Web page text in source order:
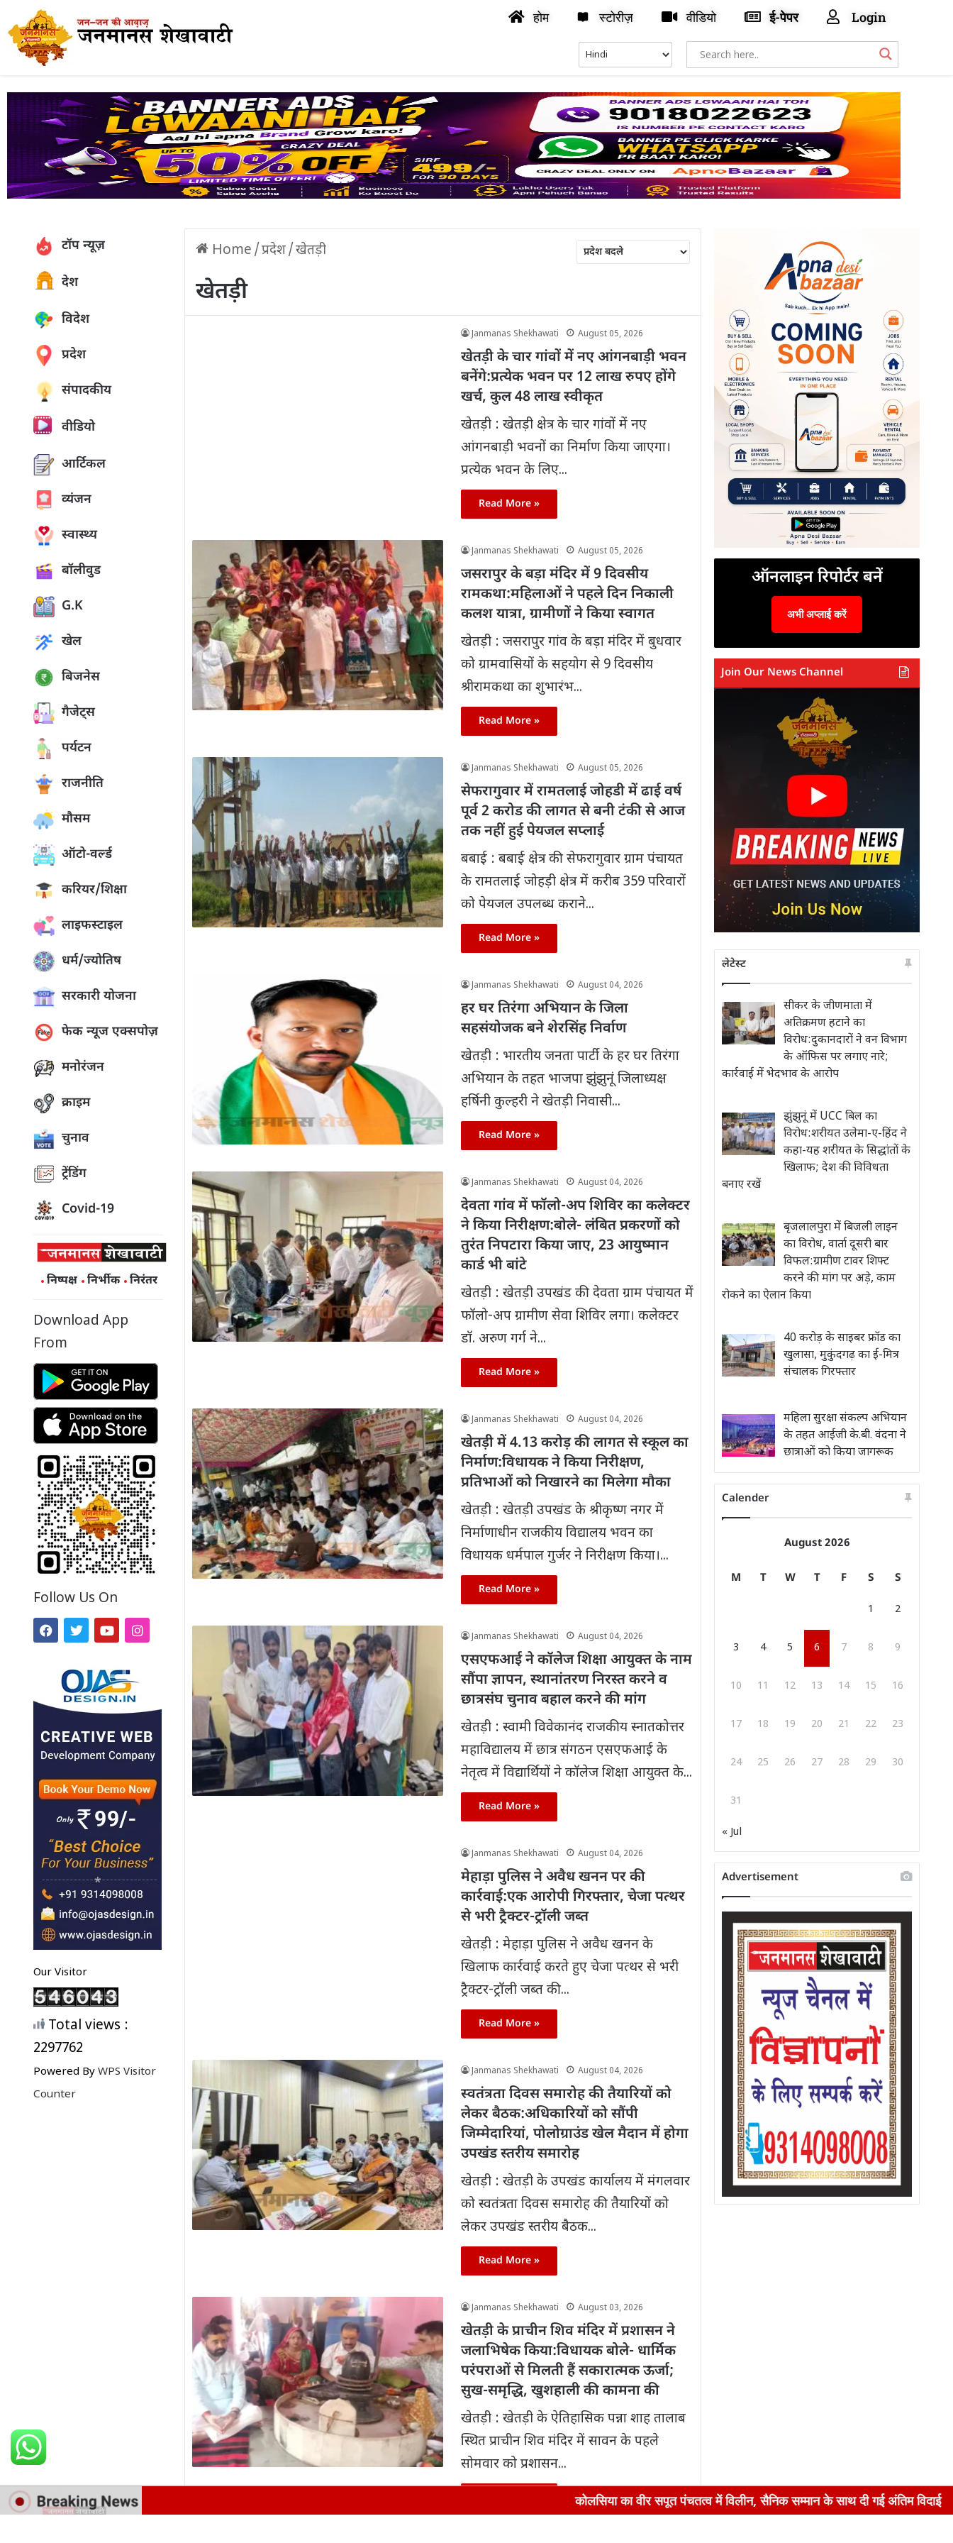
होम स्टोरीज़ वीडियो ई-पेपर Login
टॉप न्यूज़
देश
विदेश
प्रदेश
संपादकीय
वीडियो
आर्टिकल
व्यंजन
स्वास्थ्य
बॉलीवुड
G.K
खेल
बिजनेस
गैजेट्स
पर्यटन
राजनीति
मौसम
ऑटो-वर्ल्ड
करियर/शिक्षा
लाइफस्टाइल
धर्म/ज्योतिष
सरकारी योजना
फेक न्यूज एक्सपोज़
मनोरंजन
क्राइम
चुनाव
ट्रेंडिंग
Covid-19
निष्पक्ष निर्भीक निरंतर
Download App
From
Follow Us On
Our Visitor
Total views :
2297762
Powered By WPS Visitor
Counter
Home /प्रदेश/खेतड़ी
खेतड़ी
Janmanas Shekhawati August 05, 2026
खेतड़ी के चार गांवों में नए आंगनबाड़ी भवन
बनेंगे:प्रत्येक भवन पर 12 लाख रुपए होंगे
खर्च, कुल 48 लाख स्वीकृत
खेतड़ी : खेतड़ी क्षेत्र के चार गांवों में नए
आंगनबाड़ी भवनों का निर्माण किया जाएगा।
प्रत्येक भवन के लिए...
Read More »
Janmanas Shekhawati August 05, 2026
जसरापुर के बड़ा मंदिर में 9 दिवसीय
रामकथा:महिलाओं ने पहले दिन निकाली
कलश यात्रा, ग्रामीणों ने किया स्वागत
खेतड़ी : जसरापुर गांव के बड़ा मंदिर में बुधवार
को ग्रामवासियों के सहयोग से 9 दिवसीय
श्रीरामकथा का शुभारंभ...
Read More »
Janmanas Shekhawati August 05, 2026
सेफरागुवार में रामतलाई जोहडी में ढाई वर्ष
पूर्व 2 करोड की लागत से बनी टंकी से आज
तक नहीं हुई पेयजल सप्लाई
बबाई : बबाई क्षेत्र की सेफरागुवार ग्राम पंचायत
के रामतलाई जोहड़ी क्षेत्र में करीब 359 परिवारों
को पेयजल उपलब्ध कराने...
Read More »
Janmanas Shekhawati August 04, 2026
हर घर तिरंगा अभियान के जिला
सहसंयोजक बने शेरसिंह निर्वाण
खेतड़ी : भारतीय जनता पार्टी के हर घर तिरंगा
अभियान के तहत भाजपा झुंझुनूं जिलाध्यक्ष
हर्षिनी कुल्हरी ने खेतड़ी निवासी...
Read More »
Janmanas Shekhawati August 04, 2026
देवता गांव में फॉलो-अप शिविर का कलेक्टर
ने किया निरीक्षण:बोले- लंबित प्रकरणों को
तुरंत निपटारा किया जाए, 23 आयुष्मान
कार्ड भी बांटे
खेतड़ी : खेतड़ी उपखंड की देवता ग्राम पंचायत में
फॉलो-अप ग्रामीण सेवा शिविर लगा। कलेक्टर
डॉ. अरुण गर्ग ने...
Read More »
Janmanas Shekhawati August 04, 2026
खेतड़ी में 4.13 करोड़ की लागत से स्कूल का
निर्माण:विधायक ने किया निरीक्षण,
प्रतिभाओं को निखारने का मिलेगा मौका
खेतड़ी : खेतड़ी उपखंड के श्रीकृष्ण नगर में
निर्माणाधीन राजकीय विद्यालय भवन का
विधायक धर्मपाल गुर्जर ने निरीक्षण किया।...
Read More »
Janmanas Shekhawati August 04, 2026
एसएफआई ने कॉलेज शिक्षा आयुक्त के नाम
सौंपा ज्ञापन, स्थानांतरण निरस्त करने व
छात्रसंघ चुनाव बहाल करने की मांग
खेतड़ी : स्वामी विवेकानंद राजकीय स्नातकोत्तर
महाविद्यालय में छात्र संगठन एसएफआई के
नेतृत्व में विद्यार्थियों ने कॉलेज शिक्षा आयुक्त के...
Read More »
Janmanas Shekhawati August 04, 2026
मेहाड़ा पुलिस ने अवैध खनन पर की
कार्रवाई:एक आरोपी गिरफ्तार, चेजा पत्थर
से भरी ट्रैक्टर-ट्रॉली जब्त
खेतड़ी : मेहाड़ा पुलिस ने अवैध खनन के
खिलाफ कार्रवाई करते हुए चेजा पत्थर से भरी
ट्रैक्टर-ट्रॉली जब्त की...
Read More »
Janmanas Shekhawati August 04, 2026
स्वतंत्रता दिवस समारोह की तैयारियों को
लेकर बैठक:अधिकारियों को सौंपी
जिम्मेदारियां, पोलोग्राउंड खेल मैदान में होगा
उपखंड स्तरीय समारोह
खेतड़ी : खेतड़ी के उपखंड कार्यालय में मंगलवार
को स्वतंत्रता दिवस समारोह की तैयारियों को
लेकर उपखंड स्तरीय बैठक...
Read More »
Janmanas Shekhawati August 03, 2026
खेतड़ी के प्राचीन शिव मंदिर में प्रशासन ने
जलाभिषेक किया:विधायक बोले- धार्मिक
परंपराओं से मिलती हैं सकारात्मक ऊर्जा;
सुख-समृद्धि, खुशहाली की कामना की
खेतड़ी : खेतड़ी के ऐतिहासिक पन्ना शाह तालाब
स्थित प्राचीन शिव मंदिर में सावन के पहले
सोमवार को प्रशासन...
ऑनलाइन रिपोर्टर बनें
अभी अप्लाई करें
Join Our News Channel
लेटेस्ट
सीकर के जीणमाता में
अतिक्रमण हटाने का
विरोध:दुकानदारों ने वन विभाग
के ऑफिस पर लगाए नारे;
कार्रवाई में भेदभाव के आरोप
झुंझुनूं में UCC बिल का
विरोध:शरीयत उलेमा-ए-हिंद ने
कहा-यह शरीयत के सिद्धांतों के
खिलाफ; देश की विविधता
बनाए रखें
बृजलालपुरा में बिजली लाइन
का विरोध, वार्ता दूसरी बार
विफल:ग्रामीण टावर शिफ्ट
करने की मांग पर अड़े, काम
रोकने का ऐलान किया
40 करोड़ के साइबर फ्रॉड का
खुलासा, मुकुंदगढ़ का ई-मित्र
संचालक गिरफ्तार
महिला सुरक्षा संकल्प अभियान
के तहत आईजी के.बी. वंदना ने
छात्राओं को किया जागरूक
Calender
August 2026
M T W T F S S
1 2
3 4 5 6 7 8 9
10 11 12 13 14 15 16
17 18 19 20 21 22 23
24 25 26 27 28 29 30
31
« Jul
Advertisement
कोलसिया का वीर सपूत पंचतत्व में विलीन, सैनिक सम्मान के साथ दी गई अंतिम विदाई